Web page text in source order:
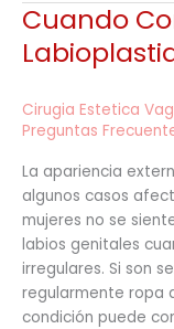
Cuando
Cirugia Estetica
Preguntas
La apariencia
algunos casos
mujeres no se
labios genitales
irregulares. Si son
regularmente ropa
condición puede
Cuando
Considerar
una